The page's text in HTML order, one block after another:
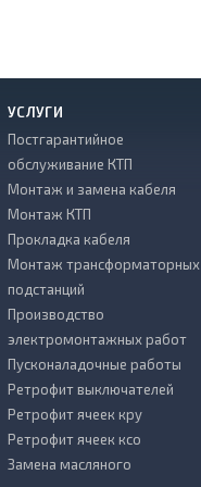
УСЛУГИ
Постгарантийное
обслуживание КТП
Монтаж и замена кабеля
Монтаж КТП
Прокладка кабеля
Монтаж трансформаторных
подстанций
Производство
электромонтажных работ
Пусконаладочные работы
Ретрофит выключателей
Ретрофит ячеек кру
Ретрофит ячеек ксо
Замена масляного